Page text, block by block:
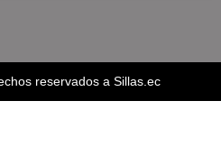
reservados a Sillas.ec